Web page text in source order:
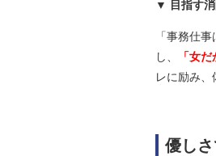
目指す
「事務仕
し、
「女
レに励み
優し